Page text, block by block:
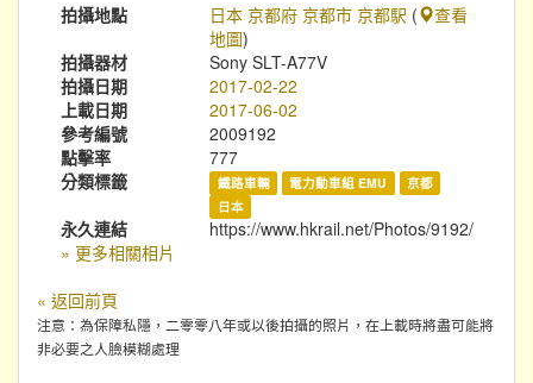
拍攝地點 日本 京都府 京都市 京都駅 (
查看
地圖)
拍攝器材
Sony SLT-A77V
拍攝日期
2017-02-22
上載日期
2017-06-02
參考編號
2009192
點擊率
777
分類標籤
鐵路車輛 電力動車組 EMU
京都
日本
永久連結
https://www.hkrail.net/Photos/9192/
» 更多相關相片
« 返回前頁
注意：為保障私隱，二零零八年或以後拍攝的照片，在上載時將盡可能將
非必要之人臉模糊處理